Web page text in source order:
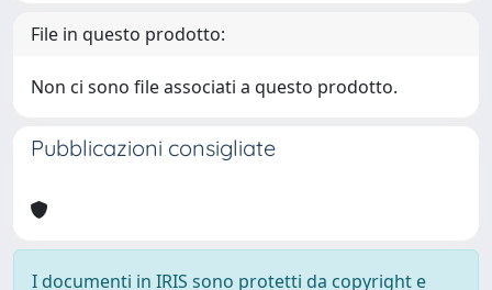
File in questo prodotto:
Non ci sono file associati a questo prodotto.
Pubblicazioni consigliate
I documenti in IRIS sono protetti da copyright e